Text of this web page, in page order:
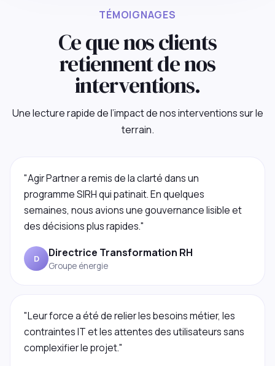
TÉMOIGNAGES
Ce que nos clients
retiennent de nos
interventions.
Une lecture rapide de l’impact de nos interventions sur le
terrain.
"Agir Partner a remis de la clarté dans un
programme SIRH qui patinait. En quelques
semaines, nous avions une gouvernance lisible et
des décisions plus rapides."
D Directrice Transformation RH
Groupe énergie
"Leur force a été de relier les besoins métier, les
contraintes IT et les attentes des utilisateurs sans
complexifier le projet."